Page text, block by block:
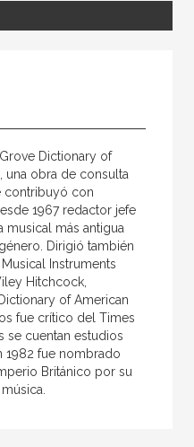
Dictionary of
una obra de consulta
contribuyó con
1967 redactor jefe
musical más antigua
Dirigió también
Instruments
Hitchcock,
of American
fue crítico del Times
se cuentan estudios
1982 fue nombrado
Británico por su